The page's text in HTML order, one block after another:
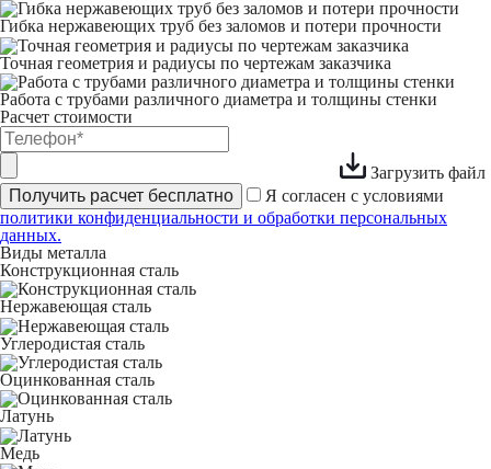
Гибка нержавеющих труб без заломов и потери прочности
Точная геометрия и радиусы по чертежам заказчика
Работа с трубами различного диаметра и толщины стенки
Расчет стоимости
Загрузить файл
Получить расчет бесплатно
Я согласен с условиями
политики конфиденциальности и обработки персональных
данных.
Виды металла
Конструкционная сталь
Нержавеющая сталь
Углеродистая сталь
Оцинкованная сталь
Латунь
Медь